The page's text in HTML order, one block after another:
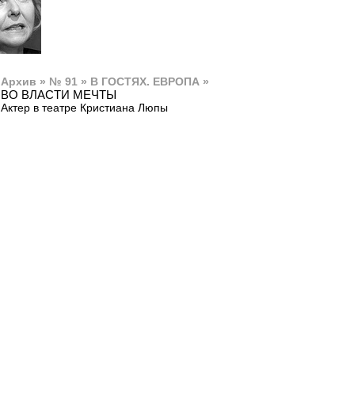
Архив » № 91 » В ГОСТЯХ. ЕВРОПА »
ВО ВЛАСТИ МЕЧТЫ
Актер в театре Кристиана Люпы